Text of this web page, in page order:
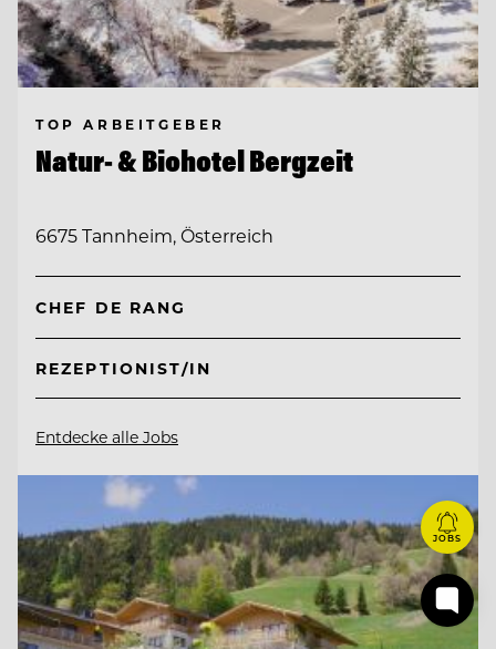
TOP ARBEITGEBER
Natur- & Biohotel Bergzeit
6675 Tannheim, Österreich
CHEF DE RANG
REZEPTIONIST/IN
Entdecke alle Jobs
JOBS